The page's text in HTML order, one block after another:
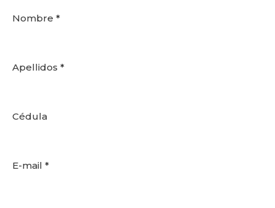
Nombre *
Apellidos *
Cédula
E-mail *